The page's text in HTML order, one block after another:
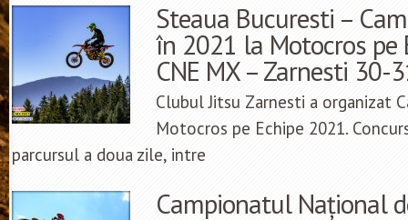
Steaua Bucuresti –
în 2021 la Motocros pe
CNE MX – Zarnesti 30-
Clubul Jitsu Zarnesti a organizat
Motocros pe Echipe 2021.
parcursul a doua zile, intre
Campionatul Național